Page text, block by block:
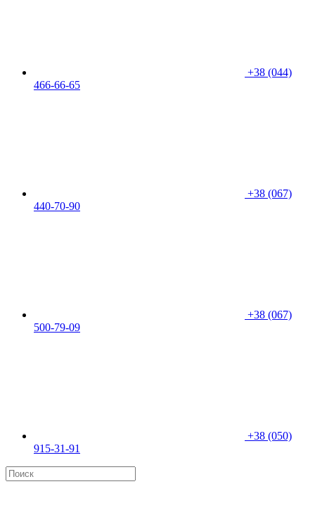
+38 (044)
466-66-65
+38 (067)
440-70-90
+38 (067)
500-79-09
+38 (050)
915-31-91